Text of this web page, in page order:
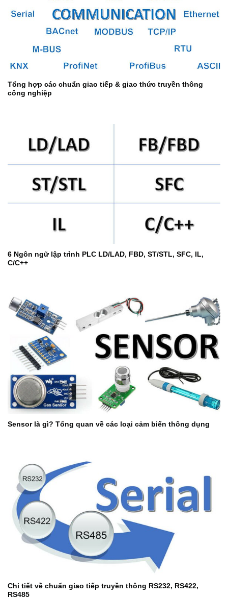
Tổng hợp các chuẩn giao tiếp & giao thức truyền thông
công nghiệp
6 Ngôn ngữ lập trình PLC LD/LAD, FBD, ST/STL, SFC, IL,
C/C++
Sensor là gì? Tổng quan về các loại cảm biến thông dụng
Chi tiết về chuẩn giao tiếp truyền thông RS232, RS422,
RS485